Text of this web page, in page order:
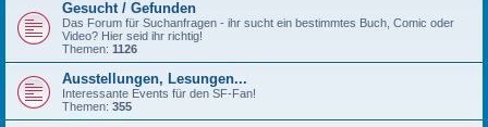
Gesucht / Gefunden
Das Forum für Suchanfragen - ihr sucht ein bestimmtes Buch, Comic oder
Video? Hier seid ihr richtig!
Themen: 1126
Ausstellungen, Lesungen...
Interessante Events für den SF-Fan!
Themen: 355